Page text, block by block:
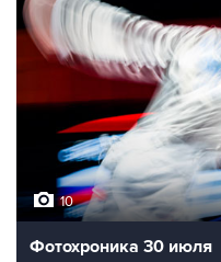
10
Фотохроника 30 июля